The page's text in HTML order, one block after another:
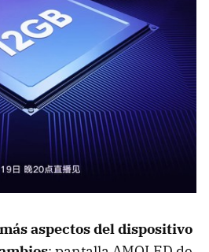
aspectos del dispositivo